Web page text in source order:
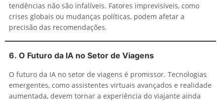
tendências não são infalíveis. Fatores imprevisíveis, como
crises globais ou mudanças políticas, podem afetar a
precisão das recomendações.
6. O Futuro da IA no Setor de Viagens
O futuro da IA no setor de viagens é promissor. Tecnologias
emergentes, como assistentes virtuais avançados e realidade
aumentada, devem tornar a experiência do viajante ainda